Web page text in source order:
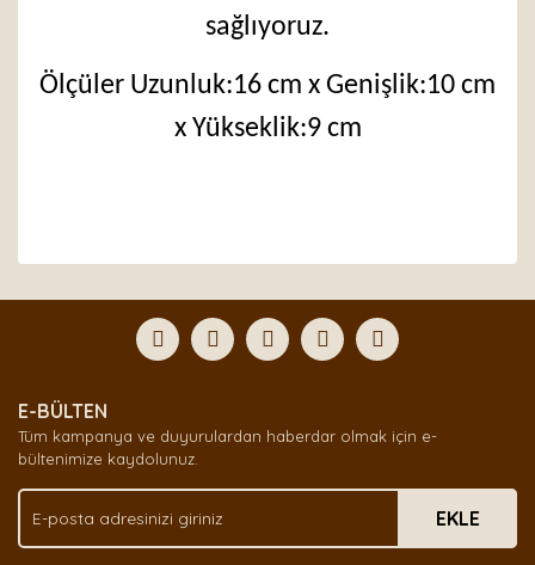
sağlıyoruz.
Ölçüler Uzunluk:16 cm x Genişlik:10 cm
x Yükseklik:9 cm
Yorum Yaz
formunu kullanarak tarafımıza iletebilirsiniz.
Görüş ve önerileriniz için teşekkür ederiz.
Ürün açıklamasında eksik bilgiler bulunuyor.
Ürün bilgilerinde hatalar bulunuyor.
Bu ürüne benzer farklı alternatifler olmalı.
E-BÜLTEN
Tüm kampanya ve duyurulardan haberdar olmak için e-
bültenimize kaydolunuz.
EKLE